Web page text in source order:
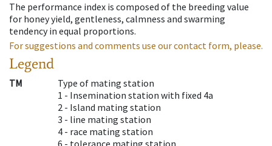
The performance index is composed of the breeding value
for honey yield, gentleness, calmness and swarming
tendency in equal proportions.
For suggestions and comments use our contact form, please.
Legend
TM
Type of mating station
1 - Insemination station with fixed 4a
2 - Island mating station
3 - line mating station
4 - race mating station
6 - tolerance mating station